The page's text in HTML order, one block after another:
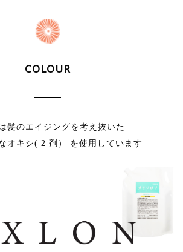
COLOUR
髪のエイジングを考え抜いた
オキシ( 2 剤） を使用しています